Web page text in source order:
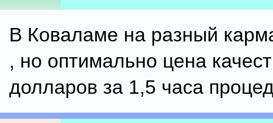
В Коваламе на разный
, но оптимально цена
долларов за 1,5 часа